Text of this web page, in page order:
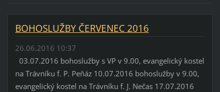
BOHOSLUŽBY ČERVENEC 2016
26.06.2016 10:37
03.07.2016 bohoslužby s VP v 9.00, evangelický kostel
na Trávníku f. P. Peňáz 10.07.2016 bohoslužby v 9.00,
evangelický kostel na Trávníku f. J. Nečas 17.07.2016